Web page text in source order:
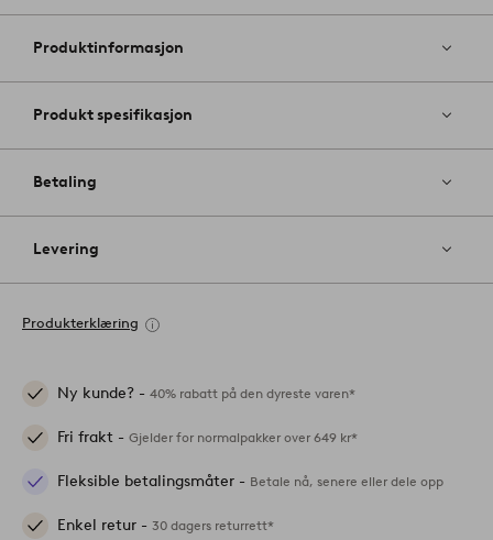
til
favoritter
Produktinformasjon
Produkt spesifikasjon
Betaling
Levering
Produkterklæring
Ny kunde? - 40% rabatt på den dyreste varen*
Fri frakt - Gjelder for normalpakker over 649 kr*
Fleksible betalingsmåter - Betale nå, senere eller dele opp
Enkel retur - 30 dagers returrett*